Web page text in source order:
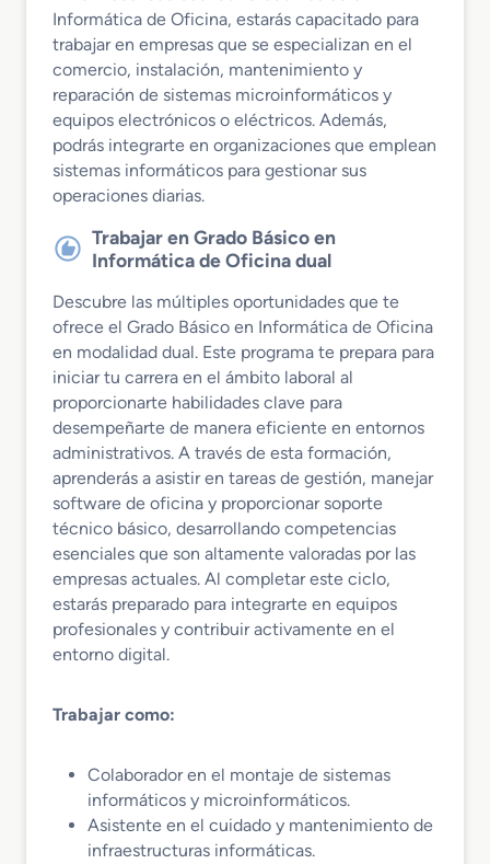
Informática de Oficina, estarás capacitado para
trabajar en empresas que se especializan en el
comercio, instalación, mantenimiento y
reparación de sistemas microinformáticos y
equipos electrónicos o eléctricos. Además,
podrás integrarte en organizaciones que emplean
sistemas informáticos para gestionar sus
operaciones diarias.
Trabajar en Grado Básico en
Informática de Oficina dual
Descubre las múltiples oportunidades que te
ofrece el Grado Básico en Informática de Oficina
en modalidad dual. Este programa te prepara para
iniciar tu carrera en el ámbito laboral al
proporcionarte habilidades clave para
desempeñarte de manera eficiente en entornos
administrativos. A través de esta formación,
aprenderás a asistir en tareas de gestión, manejar
software de oficina y proporcionar soporte
técnico básico, desarrollando competencias
esenciales que son altamente valoradas por las
empresas actuales. Al completar este ciclo,
estarás preparado para integrarte en equipos
profesionales y contribuir activamente en el
entorno digital.
Trabajar como:
Colaborador en el montaje de sistemas
informáticos y microinformáticos.
Asistente en el cuidado y mantenimiento de
infraestructuras informáticas.